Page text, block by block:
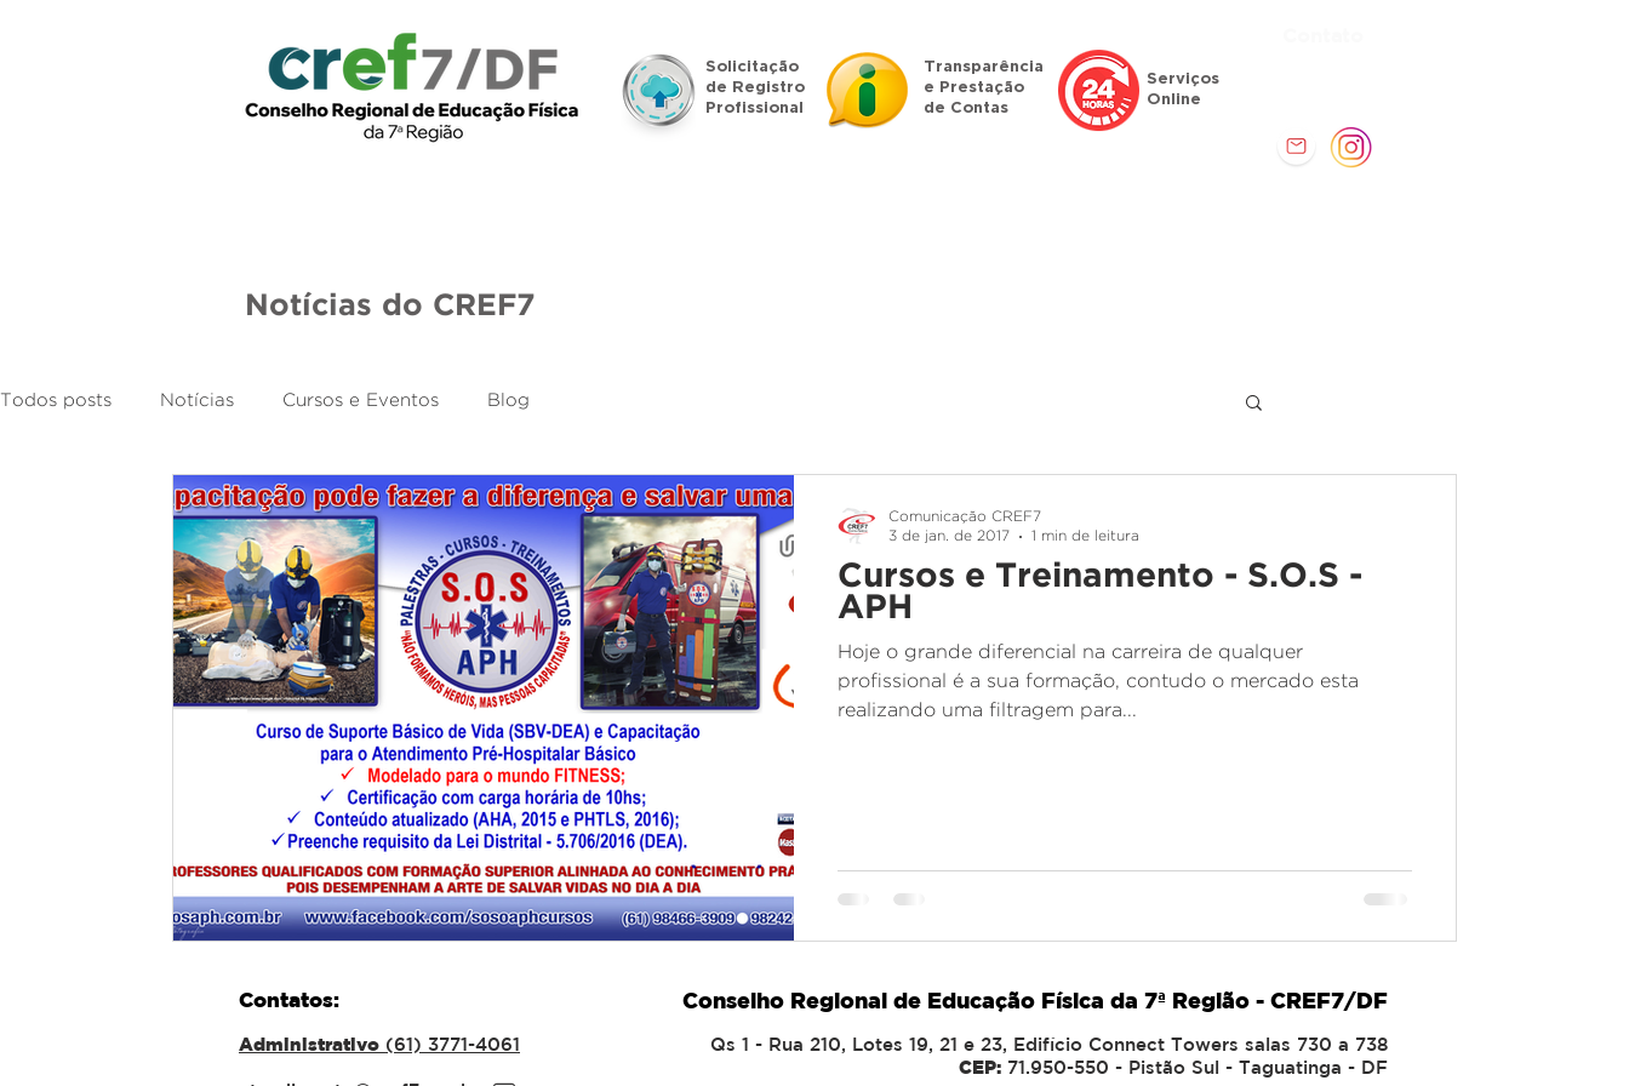
Solicitação
de Registro
Profissional
Transparência
e Prestação
de Contas
Serviços
Online
Notícias do CREF7
Todos posts Notícias Cursos e Eventos Blog
Cursos e Treinamento - S.O.S -
APH
Hoje o grande diferencial na carreira de qualquer
profissional é a sua formação, contudo o mercado esta
realizando uma filtragem para...
Comunicação CREF7
3 de jan. de 2017
1 min de leitura
Contatos:
Administrativo (61) 3771-4061
Conselho Regional de Educação Física da 7ª Região - CREF7/DF
Qs 1 - Rua 210, Lotes 19, 21 e 23, Edifício Connect Towers salas 730 a 738
CEP: 71.950-550 - Pistão Sul - Taguatinga - DF